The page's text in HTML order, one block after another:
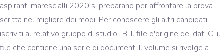
aspiranti marescialli 2020 si preparano per affrontare la prova
scritta nel migliore dei modi. Per conoscere gli altri candidati
iscriviti al relativo gruppo di studio.. B. Il file d'origine dei dati C. il
file che contiene una serie di documenti Il volume si rivolge a